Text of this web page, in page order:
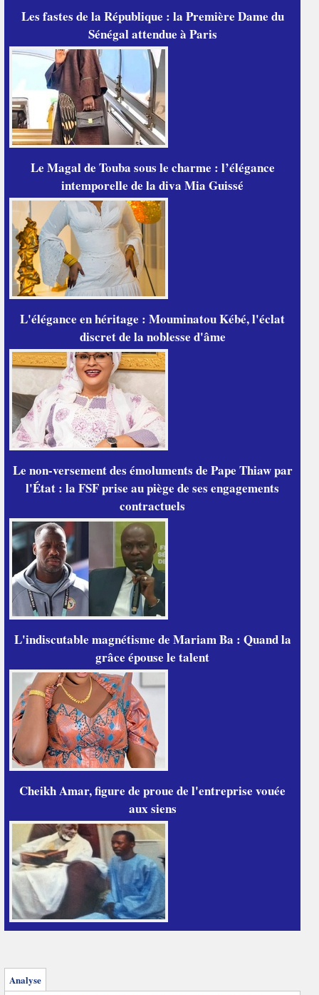
Les fastes de la République : la Première Dame du
Sénégal attendue à Paris
Le Magal de Touba sous le charme : l’élégance
intemporelle de la diva Mia Guissé
L'élégance en héritage : Mouminatou Kébé, l'éclat
discret de la noblesse d'âme
Le non-versement des émoluments de Pape Thiaw par
l'État : la FSF prise au piège de ses engagements
contractuels
L'indiscutable magnétisme de Mariam Ba : Quand la
grâce épouse le talent
Cheikh Amar, figure de proue de l'entreprise vouée
aux siens
Analyse